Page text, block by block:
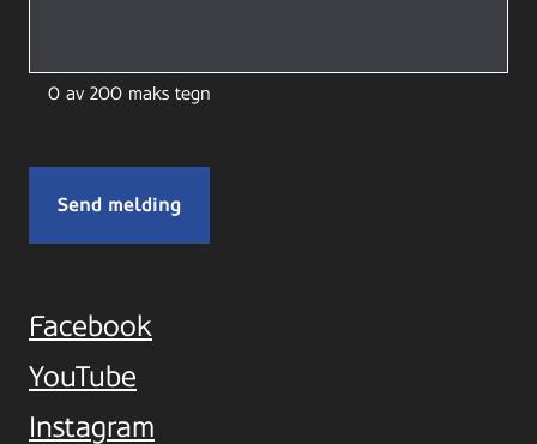
0 av 200 maks tegn
Facebook
YouTube
Instagram